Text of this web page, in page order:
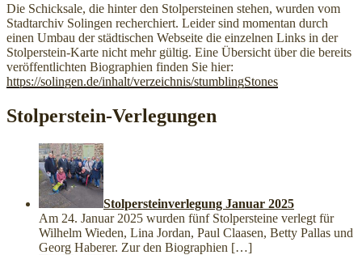
Die Schicksale, die hinter den Stolpersteinen stehen, wurden vom
Stadtarchiv Solingen recherchiert. Leider sind momentan durch
einen Umbau der städtischen Webseite die einzelnen Links in der
Stolperstein-Karte nicht mehr gültig. Eine Übersicht über die bereits
veröffentlichten Biographien finden Sie hier:
https://solingen.de/inhalt/verzeichnis/stumblingStones
Stolperstein-Verlegungen
Stolpersteinverlegung Januar 2025
Am 24. Januar 2025 wurden fünf Stolpersteine verlegt für
Wilhelm Wieden, Lina Jordan, Paul Claasen, Betty Pallas und
Georg Haberer. Zur den Biographien […]